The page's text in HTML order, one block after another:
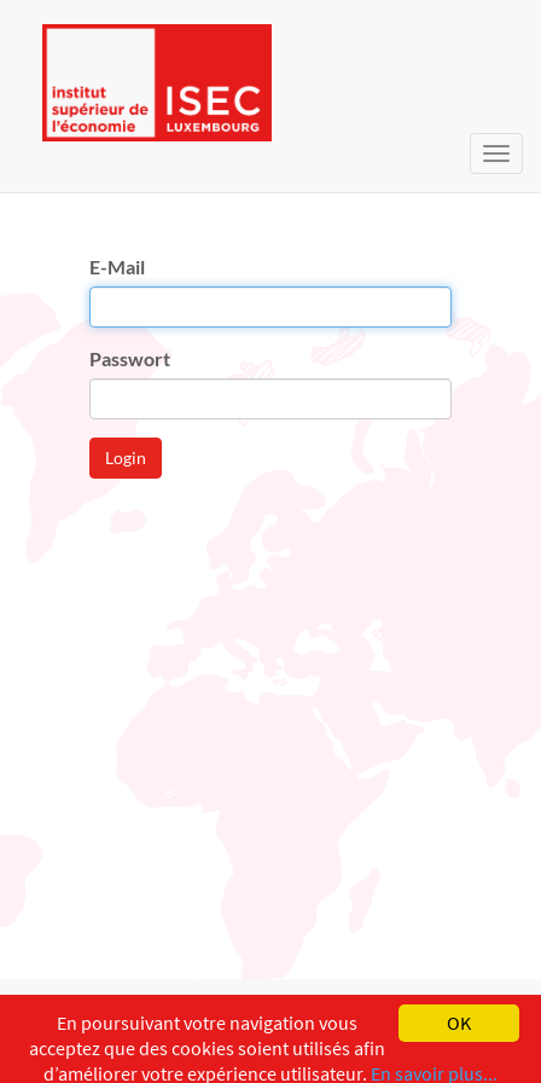
E-Mail
Passwort
Login
English Français
Copyright ©ISEC-AdW Impressum
OK
En poursuivant votre navigation vous
acceptez que des cookies soient utilisés afin
d’améliorer votre expérience utilisateur. En savoir plus...